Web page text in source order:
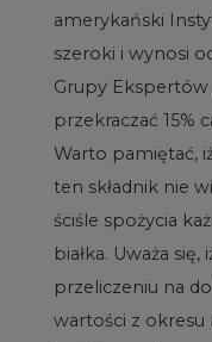
amerykański
szeroki i wynosi
Grupy Ekspertów
przekraczać 15%
Warto pamiętać,
ten składnik nie
ściśle spożycia
białka. Uważa
przeliczeniu na
wartości z okresu